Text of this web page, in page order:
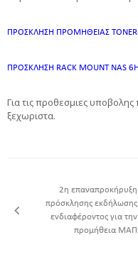
ΠΡΟΣΚΛΗΣΗ ΠΡΟΜΗΘΕΙΑΣ TONER-
ΠΡΟΣΚΛΗΣΗ RACK MOUNT NAS
Για τις προθεσμιες
ξεχωριστα.
2η επαναπροκήρυξη
πρόσκλησης εκδήλωσης
ενδιαφέροντος για την
προμήθεια ΜΑΠ